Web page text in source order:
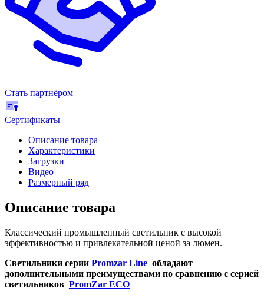
Стать партнёром
Сертификаты
Описание товара
Характеристики
Загрузки
Видео
Размерный ряд
Описание товара
Классический промышленный светильник с высокой
эффективностью и привлекательной ценой за люмен.
Светильники серии Promzar Line обладают
дополнительными преимуществами по сравнению с серией
светильников PromZar ECO